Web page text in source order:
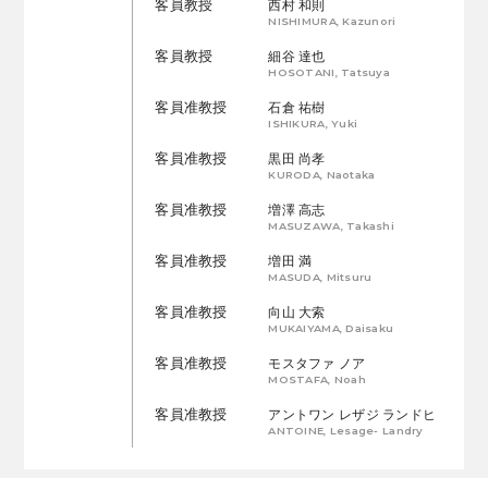
客員教授 西村 和則
NISHIMURA, Kazunori
客員教授 細谷 達也
HOSOTANI, Tatsuya
客員准教授 石倉 祐樹
ISHIKURA, Yuki
客員准教授 黒田 尚孝
KURODA, Naotaka
客員准教授 増澤 高志
MASUZAWA, Takashi
客員准教授 増田 満
MASUDA, Mitsuru
客員准教授 向山 大索
MUKAIYAMA, Daisaku
客員准教授 モスタファ ノア
MOSTAFA, Noah
客員准教授 アントワン レザジ ランドヒ
ANTOINE, Lesage- Landry